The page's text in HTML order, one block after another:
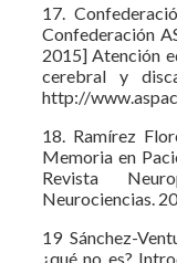
17.
Confederación
2015] Atención
cerebral y
http://
18. Ramírez
Memoria en
Revista
Neurociencias.
19 Sánchez-
¿qué no es?